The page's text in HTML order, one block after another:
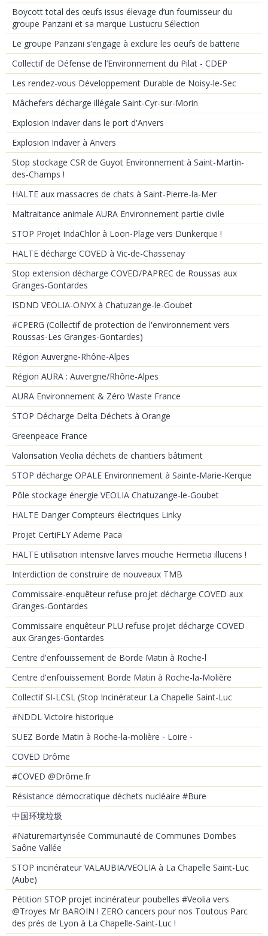
Boycott total des œufs issus élevage d’un fournisseur du
groupe Panzani et sa marque Lustucru Sélection
Le groupe Panzani s’engage à exclure les oeufs de batterie
Collectif de Défense de l’Environnement du Pilat - CDEP
Les rendez-vous Développement Durable de Noisy-le-Sec
Mâchefers décharge illégale Saint-Cyr-sur-Morin
Explosion Indaver dans le port d'Anvers
Explosion Indaver à Anvers
Stop stockage CSR de Guyot Environnement à Saint-Martin-
des-Champs !
HALTE aux massacres de chats à Saint-Pierre-la-Mer
Maltraitance animale AURA Environnement partie civile
STOP Projet IndaChlor à Loon-Plage vers Dunkerque !
HALTE décharge COVED à Vic-de-Chassenay
Stop extension décharge COVED/PAPREC de Roussas aux
Granges-Gontardes
ISDND VEOLIA-ONYX à Chatuzange-le-Goubet
#CPERG (Collectif de protection de l'environnement vers
Roussas-Les Granges-Gontardes)
Région Auvergne-Rhône-Alpes
Région AURA : Auvergne/Rhône-Alpes
AURA Environnement & Zéro Waste France
STOP Décharge Delta Déchets à Orange
Greenpeace France
Valorisation Veolia déchets de chantiers bâtiment
STOP décharge OPALE Environnement à Sainte-Marie-Kerque
Pôle stockage énergie VEOLIA Chatuzange-le-Goubet
HALTE Danger Compteurs électriques Linky
Projet CertiFLY Ademe Paca
HALTE utilisation intensive larves mouche Hermetia illucens !
Interdiction de construire de nouveaux TMB
Commissaire-enquêteur refuse projet décharge COVED aux
Granges-Gontardes
Commissaire enquêteur PLU refuse projet décharge COVED
aux Granges-Gontardes
Centre d'enfouissement de Borde Matin à Roche-l
Centre d'enfouissement Borde Matin à Roche-la-Molière
Collectif SI-LCSL (Stop Incinérateur La Chapelle Saint-Luc
#NDDL Victoire historique
SUEZ Borde Matin à Roche-la-molière - Loire -
COVED Drôme
#COVED @Drôme.fr
Résistance démocratique déchets nucléaire #Bure
中国环境垃圾
#Naturemartyrisée Communauté de Communes Dombes
Saône Vallée
STOP incinérateur VALAUBIA/VEOLIA à La Chapelle Saint-Luc
(Aube)
Pétition STOP projet incinérateur poubelles #Veolia vers
@Troyes Mr BAROIN ! ZERO cancers pour nos Toutous Parc
des prés de Lyon à La Chapelle-Saint-Luc !